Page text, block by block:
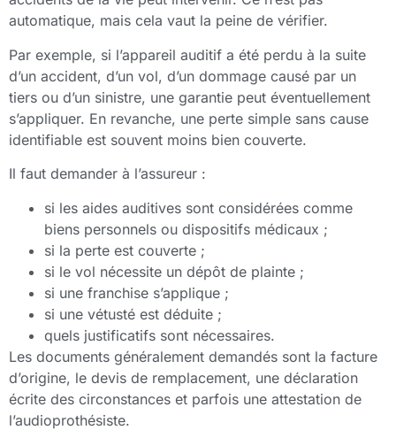
automatique, mais cela vaut la peine de vérifier.
Par exemple, si l’appareil auditif a été perdu à la suite
d’un accident, d’un vol, d’un dommage causé par un
tiers ou d’un sinistre, une garantie peut éventuellement
s’appliquer. En revanche, une perte simple sans cause
identifiable est souvent moins bien couverte.
Il faut demander à l’assureur :
si les aides auditives sont considérées comme
biens personnels ou dispositifs médicaux ;
si la perte est couverte ;
si le vol nécessite un dépôt de plainte ;
si une franchise s’applique ;
si une vétusté est déduite ;
quels justificatifs sont nécessaires.
Les documents généralement demandés sont la facture
d’origine, le devis de remplacement, une déclaration
écrite des circonstances et parfois une attestation de
l’audioprothésiste.